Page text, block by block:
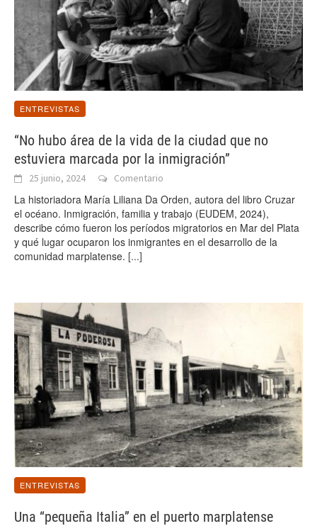
ENTREVISTAS
“No hubo área de la vida de la ciudad que no
estuviera marcada por la inmigración”
25 junio, 2024 Comentario
La historiadora María Liliana Da Orden, autora del libro Cruzar
el océano. Inmigración, familia y trabajo (EUDEM, 2024),
describe cómo fueron los períodos migratorios en Mar del Plata
y qué lugar ocuparon los inmigrantes en el desarrollo de la
comunidad marplatense. [...]
ENTREVISTAS
Una “pequeña Italia” en el puerto marplatense